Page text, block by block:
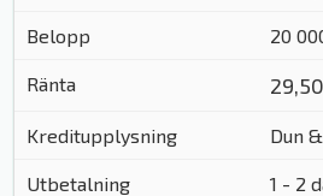
20
Dun
1 - 2